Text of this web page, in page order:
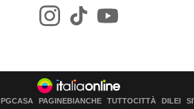
PGCASA PAGINEBIANCHE TUTTOCITTÀ DILEI